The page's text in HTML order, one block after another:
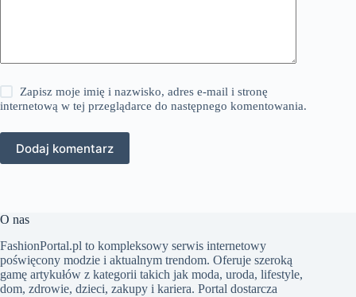
Zapisz moje imię i nazwisko, adres e-mail i stronę
internetową w tej przeglądarce do następnego komentowania.
Dodaj komentarz
O nas
FashionPortal.pl to kompleksowy serwis internetowy
poświęcony modzie i aktualnym trendom. Oferuje szeroką
gamę artykułów z kategorii takich jak moda, uroda, lifestyle,
dom, zdrowie, dzieci, zakupy i kariera. Portal dostarcza